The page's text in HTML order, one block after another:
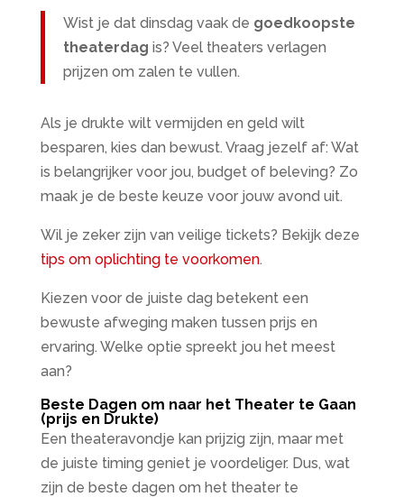
Wist je dat dinsdag vaak de goedkoopste
theaterdag is? Veel theaters verlagen
prijzen om zalen te vullen.
Als je drukte wilt vermijden en geld wilt
besparen, kies dan bewust. Vraag jezelf af: Wat
is belangrijker voor jou, budget of beleving? Zo
maak je de beste keuze voor jouw avond uit.
Wil je zeker zijn van veilige tickets? Bekijk deze
tips om oplichting te voorkomen.
Kiezen voor de juiste dag betekent een
bewuste afweging maken tussen prijs en
ervaring. Welke optie spreekt jou het meest
aan?
Beste Dagen om naar het Theater te Gaan
(prijs en Drukte)
Een theateravondje kan prijzig zijn, maar met
de juiste timing geniet je voordeliger. Dus, wat
zijn de beste dagen om het theater te